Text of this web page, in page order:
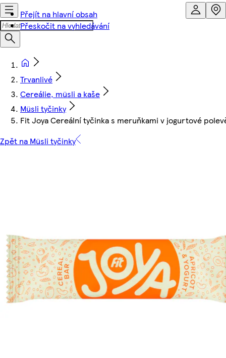
Přejít na hlavní obsah
Přeskočit na vyhledávání
Trvanlivé
Cereálie, müsli a kaše
Müsli tyčinky
Fit Joya Cereální tyčinka s meruňkami v jogurtové
Zpět na Müsli tyčinky